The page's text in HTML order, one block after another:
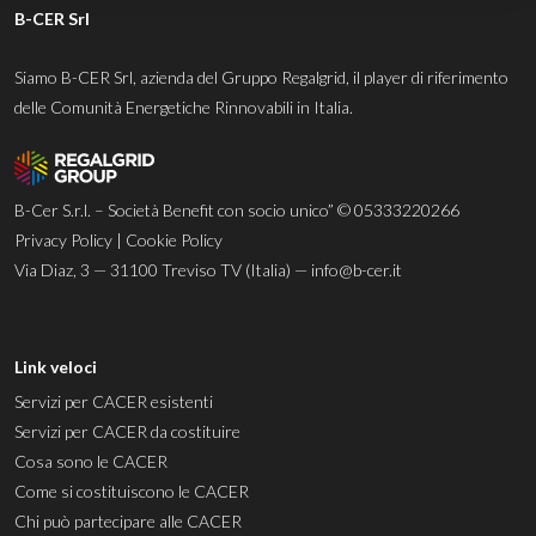
B-CER Srl
Siamo B-CER Srl, azienda del Gruppo Regalgrid, il player di riferimento
delle Comunità Energetiche Rinnovabili in Italia.
B-Cer S.r.l. – Società Benefit con socio unico” © 05333220266
Privacy Policy | Cookie Policy
Via Diaz, 3 — 31100 Treviso TV (Italia) — info@b-cer.it
Link veloci
Servizi per CACER esistenti
Servizi per CACER da costituire
Cosa sono le CACER
Come si costituiscono le CACER
Chi può partecipare alle CACER